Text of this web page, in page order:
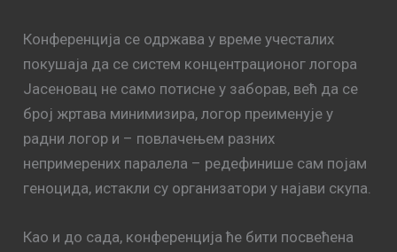
Конференција се одржава у време учесталих
покушаја да се систем концентрационог логора
Јасеновац не само потисне у заборав, већ да се
број жртава минимизира, логор преименује у
радни логор и – повлачењем разних
непримерених паралела – редефинише сам појам
геноцида, истакли су организатори у најави скупа.
Као и до сада, конференција ће бити посвећена